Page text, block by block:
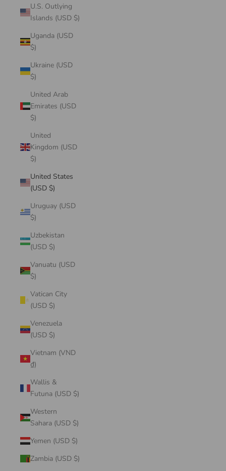
U.S. Outlying
Islands (USD $)
Uganda (USD
$)
Ukraine (USD
$)
United Arab
Emirates (USD
$)
United
Kingdom (USD
$)
United States
(USD $)
Uruguay (USD
$)
Uzbekistan
(USD $)
Vanuatu (USD
$)
Vatican City
(USD $)
Venezuela
(USD $)
Vietnam (VND
₫)
Wallis &
Futuna (USD $)
Western
Sahara (USD $)
Yemen (USD $)
Zambia (USD $)